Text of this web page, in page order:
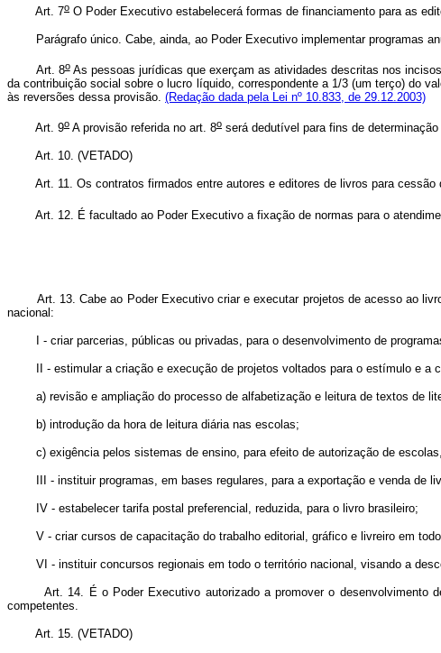
Art. 7o O Poder Executivo estabelecerá formas de financiamento para as
Parágrafo único. Cabe, ainda, ao Poder Executivo implementar programas
Art. 8oAs pessoas jurídicas que exerçam as atividades descritas nos
da contribuição social sobre o lucro líquido, correspondente a 1/3 (um terço) do
às reversões dessa provisão. (Redação dada pela Lei nº 10.833, de 29.12.2003)
Art. 9o A provisão referida no art. 8o será dedutível para fins de
Art. 10. (VETADO)
Art. 11. Os contratos firmados entre autores e editores de livros para cessão
Art. 12. É facultado ao Poder Executivo a fixação de normas para o
Art. 13. Cabe ao Poder Executivo criar e executar projetos de acesso ao
nacional:
I - criar parcerias, públicas ou privadas, para o desenvolvimento de
II - estimular a criação e execução de projetos voltados para o estímulo e a
a) revisão e ampliação do processo de alfabetização e leitura de textos de
b) introdução da hora de leitura diária nas escolas;
c) exigência pelos sistemas de ensino, para efeito de autorização de
III - instituir programas, em bases regulares, para a exportação e venda de
IV - estabelecer tarifa postal preferencial, reduzida, para o livro brasileiro;
V - criar cursos de capacitação do trabalho editorial, gráfico e livreiro em todo
VI - instituir concursos regionais em todo o território nacional, visando a
Art. 14. É o Poder Executivo autorizado a promover o desenvolvimento de
competentes.
Art. 15. (VETADO)